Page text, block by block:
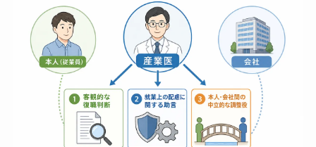
問題が起きてから対応するのではなく、継続的な
フォローアップによって再発の兆候を早期に察知
し、予防することが重要です。